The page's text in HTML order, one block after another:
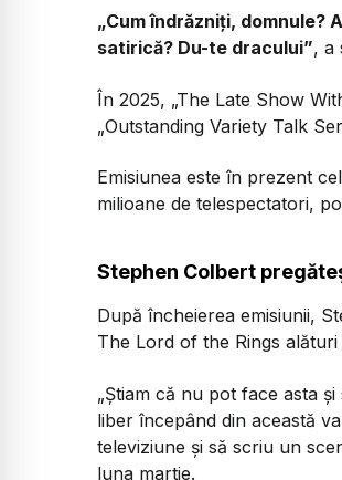
„Cum îndrăzniți, domnule?
satirică? Du-te dracului”, a
În 2025, „The Late Show
„Outstanding Variety Talk
Emisiunea este în prezent
milioane de telespectatori,
Stephen Colbert
După încheierea emisiunii,
The Lord of the Rings
„Știam că nu pot face asta
liber începând din această
televiziune și să scriu un
luna martie.